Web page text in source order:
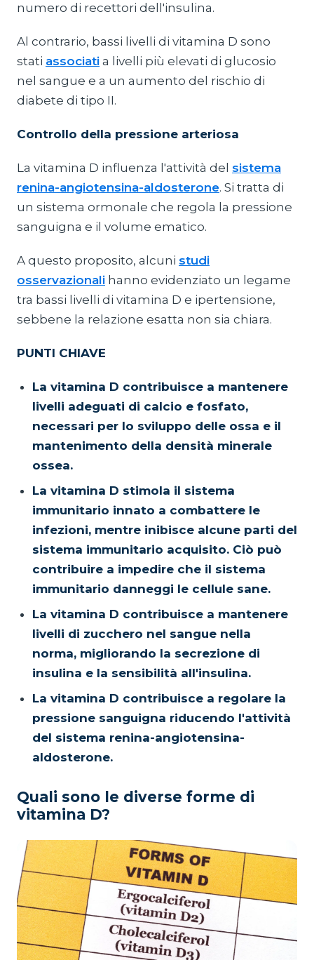
numero di recettori dell'insulina.
Al contrario, bassi livelli di vitamina D sono
stati associati a livelli più elevati di glucosio
nel sangue e a un aumento del rischio di
diabete di tipo II.
Controllo della pressione arteriosa
La vitamina D influenza l'attività del sistema
renina-angiotensina-aldosterone. Si tratta di
un sistema ormonale che regola la pressione
sanguigna e il volume ematico.
A questo proposito, alcuni studi
osservazionali hanno evidenziato un legame
tra bassi livelli di vitamina D e ipertensione,
sebbene la relazione esatta non sia chiara.
PUNTI CHIAVE
La vitamina D contribuisce a mantenere
livelli adeguati di calcio e fosfato,
necessari per lo sviluppo delle ossa e il
mantenimento della densità minerale
ossea.
La vitamina D stimola il sistema
immunitario innato a combattere le
infezioni, mentre inibisce alcune parti del
sistema immunitario acquisito. Ciò può
contribuire a impedire che il sistema
immunitario danneggi le cellule sane.
La vitamina D contribuisce a mantenere
livelli di zucchero nel sangue nella
norma, migliorando la secrezione di
insulina e la sensibilità all'insulina.
La vitamina D contribuisce a regolare la
pressione sanguigna riducendo l'attività
del sistema renina-angiotensina-
aldosterone.
Quali sono le diverse forme di
vitamina D?